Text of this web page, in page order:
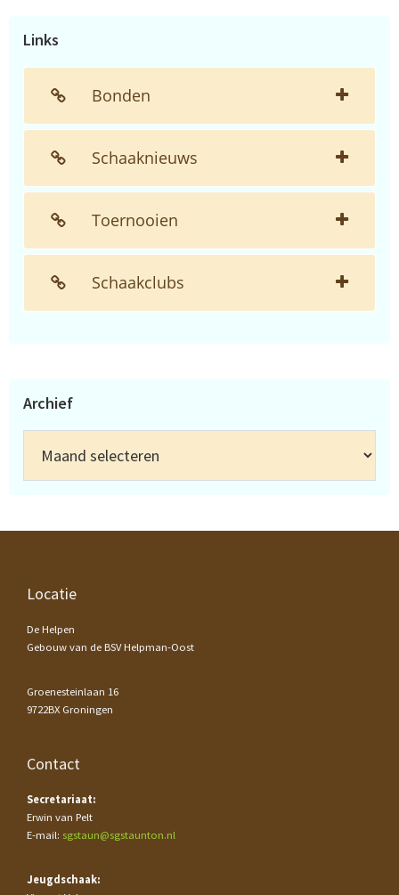
Links
Bonden
Schaaknieuws
Toernooien
Schaakclubs
Archief
Footer
Locatie
De Helpen
Gebouw van de BSV Helpman-Oost
Groenesteinlaan 16
9722BX Groningen
Contact
Secretariaat:
Erwin van Pelt
E-mail: sgstaun@sgstaunton.nl
Jeugdschaak: